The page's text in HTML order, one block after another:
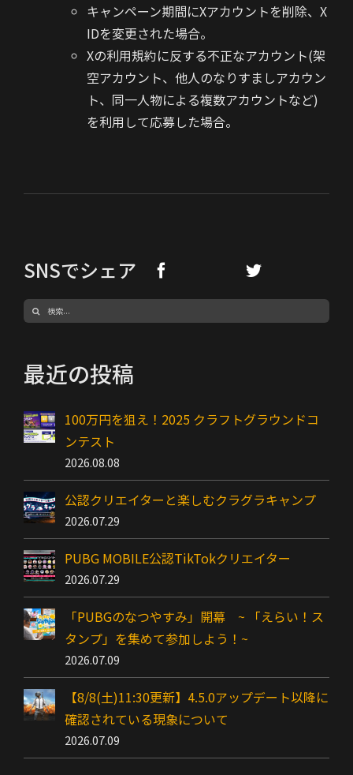
キャンペーン期間にXアカウントを削除、X
IDを変更された場合。
Xの利用規約に反する不正なアカウント(架
空アカウント、他人のなりすましアカウン
ト、同一人物による複数アカウントなど)
を利用して応募した場合。
SNSでシェア
検
最近の投稿
100万円を狙え！2025 クラフトグラウンドコ
ンテスト
2026.08.08
公認クリエイターと楽しむクラグラキャンプ
2026.07.29
PUBG MOBILE公認TikTokクリエイター
2026.07.29
「PUBGのなつやすみ」開幕 ~ 「えらい！ス
タンプ」を集めて参加しよう！~
2026.07.09
【8/8(土)11:30更新】4.5.0アップデート以降に
確認されている現象について
2026.07.09